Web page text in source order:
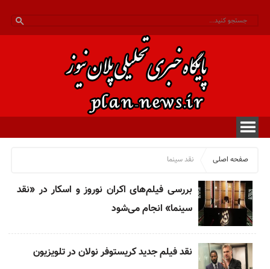
صفحه اصلی نقد سینما
بررسی فیلم‌های اکران نوروز و اسکار در «نقد
سینما» انجام می‌شود
نقد فیلم جدید کریستوفر نولان در تلویزیون